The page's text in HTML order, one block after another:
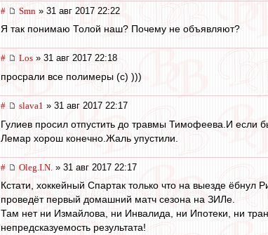
# Smn » 31 авг 2017 22:22
Я так понимаю Толой наш? Почему не объявляют?
# Los » 31 авг 2017 22:18
просрали все полимеры (с) )))
# slava1 » 31 авг 2017 22:17
Гулиев просил отпустить до травмы Тимофеева.И если
Лемар хорош конечно.Жаль упустили.
# Oleg.I.N. » 31 авг 2017 22:17
Кстати, хоккейный Спартак только что на выезде
проведёт первый домашний матч сезона на ЗИЛе.
Там нет ни Измайлова, ни Инвалида, ни Ипотеки, ни
непредсказуемость результата!